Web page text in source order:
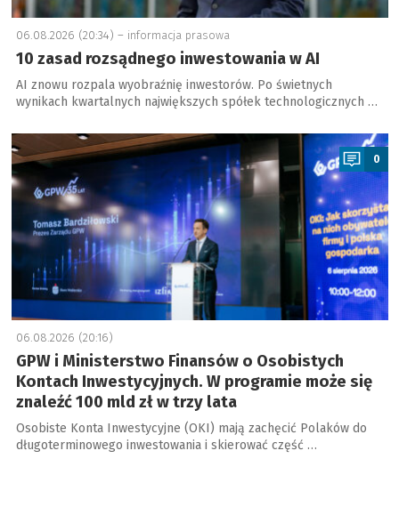
06.08.2026 (20:34) – informacja prasowa
10 zasad rozsądnego inwestowania w AI
AI znowu rozpala wyobraźnię inwestorów. Po świetnych
wynikach kwartalnych największych spółek technologicznych …
a
0
06.08.2026 (20:16)
GPW i Ministerstwo Finansów o Osobistych
Kontach Inwestycyjnych. W programie może się
znaleźć 100 mld zł w trzy lata
Osobiste Konta Inwestycyjne (OKI) mają zachęcić Polaków do
długoterminowego inwestowania i skierować część …